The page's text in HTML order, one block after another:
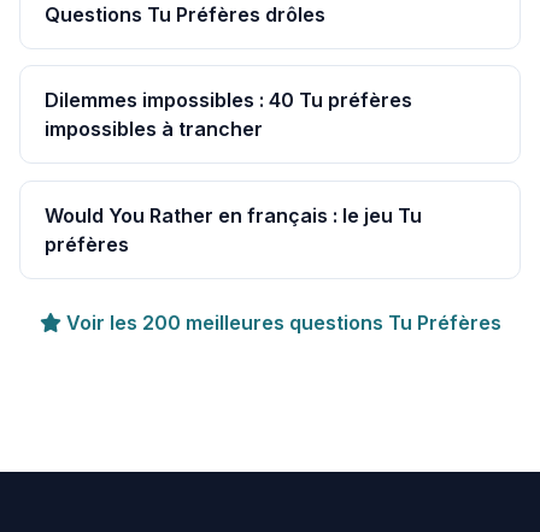
Questions Tu Préfères drôles
Dilemmes impossibles : 40 Tu préfères
impossibles à trancher
Would You Rather en français : le jeu Tu
préfères
Voir les 200 meilleures questions Tu Préfères